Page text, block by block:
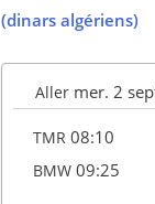
(dinars algériens)
Aller mer. 2
TMR 08:10
BMW 09:25